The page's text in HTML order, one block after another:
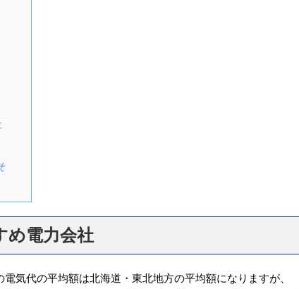
め電力会社
気代の平均額は北海道・東北地方の平均額になりますが、